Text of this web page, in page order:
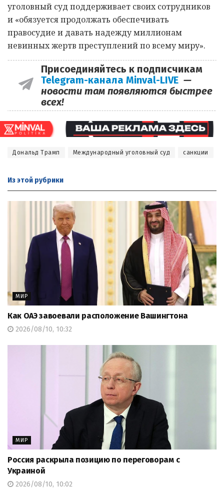
уголовный суд поддерживает своих сотрудников
и «обязуется продолжать обеспечивать
правосудие и давать надежду миллионам
невинных жертв преступлений по всему миру».
Присоединяйтесь к подписчикам
Telegram-канала Minval-LIVE —
новости там появляются быстрее
всех!
Дональд Трамп Международный уголовный суд санкции
Из этой рубрики
МИР
Как ОАЭ завоевали расположение Вашингтона
2026/08/10, 10:32
МИР
Россия раскрыла позицию по переговорам с
Украиной
2026/08/10, 10:02